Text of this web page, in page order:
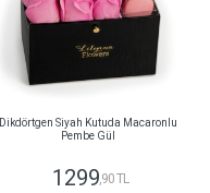
Dikdörtgen Siyah Kutuda Macaronlu
Pembe Gül
1299,90 TL